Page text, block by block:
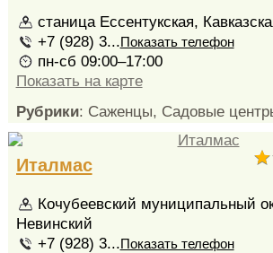
станица Ессентукская,
+7 (928) 3...Показать телефон
пн-сб 09:00–17:00
Показать на карте
Рубрики: Саженцы, Садовые
Италмас
Кочубеевский муниципальный
Невинский
+7 (928) 3...Показать телефон